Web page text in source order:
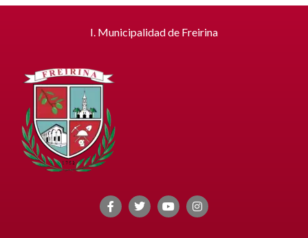
I. Municipalidad de Freirina